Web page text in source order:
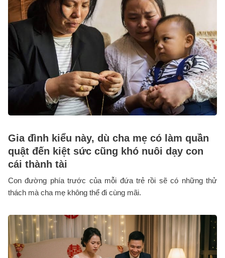
Gia đình kiểu này, dù cha mẹ có làm quần
quật đến kiệt sức cũng khó nuôi dạy con
cái thành tài
Con đường phía trước của mỗi đứa trẻ rồi sẽ có những thử
thách mà cha mẹ không thể đi cùng mãi.